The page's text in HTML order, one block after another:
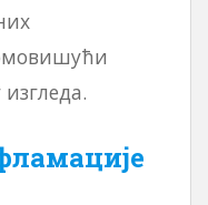
изгледа.